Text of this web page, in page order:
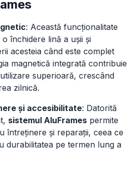
: Această funcționalitate
închidere lină a ușii și
acesteia când este complet
magnetică integrată contribuie
superioară, crescând
zilnică.
și accesibilitate: Datorită
sistemul AluFrames permite
întreținere și reparații, ceea ce
durabilitatea pe termen lung a